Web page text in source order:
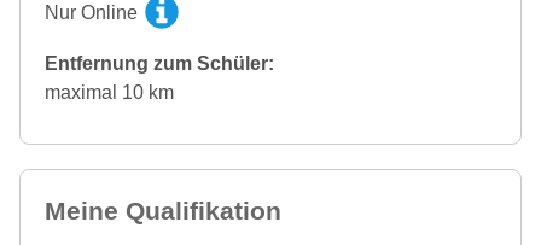
Nur Online
Entfernung zum Schüler:
maximal 10 km
Meine Qualifikation